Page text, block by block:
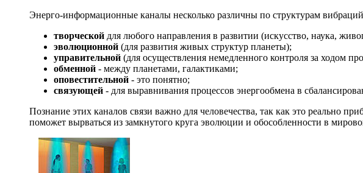
Энерго-информационные каналы несколько различны по структурам
творческой для любого направления в развитии (искусство, наука,
эволюционной (для развития живых структур планеты);
управительной (для осуществления немедленного контроля за ходом
обменной - между планетами, галактиками;
оповестительной - это понятно;
связующей - для выравнивания процессов энергообмена в
Познание этих каналов связи важно для человечества, так как это реально
поможет вырваться из замкнутого круга эволюции и обособленности в